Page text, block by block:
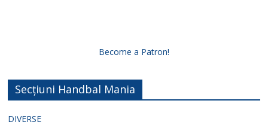
Become a Patron!
Secțiuni Handbal Mania
DIVERSE